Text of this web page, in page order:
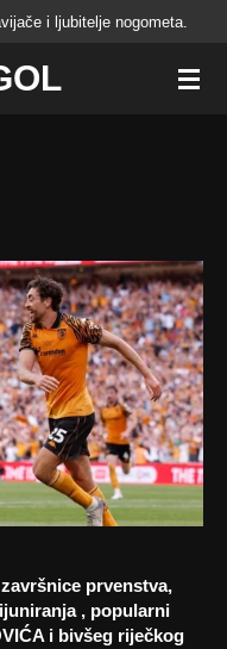
i ljubitelje nogometa.
prvenstva,
, popularni
i bivšeg riječkog